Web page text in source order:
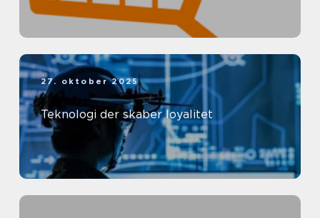
27. oktober 2025
Teknologi der skaber loyalitet